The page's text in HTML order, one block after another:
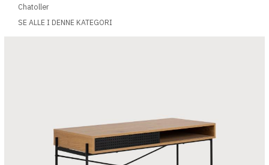
Chatoller
SE ALLE I DENNE KATEGORI